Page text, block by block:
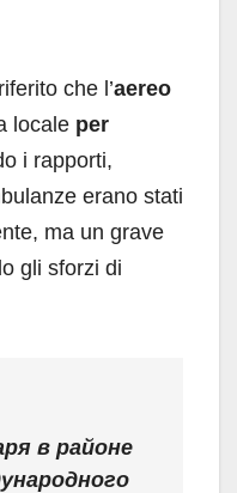
che l’aereo
locale per
i rapporti,
erano stati
ma un grave
gli sforzi di
в районе